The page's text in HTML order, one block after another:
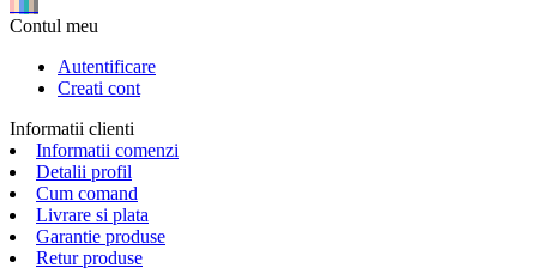
Contul meu
Autentificare
Creati cont
Informatii clienti
Informatii comenzi
Detalii profil
Cum comand
Livrare si plata
Garantie produse
Retur produse